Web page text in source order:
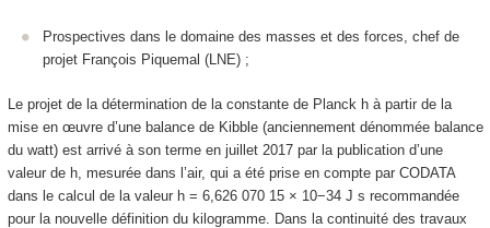
Prospectives dans le domaine des masses et des forces, chef de
projet François Piquemal (LNE) ;
Le projet de la détermination de la constante de Planck h à partir de la
mise en œuvre d’une balance de Kibble (anciennement dénommée balance
du watt) est arrivé à son terme en juillet 2017 par la publication d’une
valeur de h, mesurée dans l’air, qui a été prise en compte par CODATA
dans le calcul de la valeur h = 6,626 070 15 × 10−34 J s recommandée
pour la nouvelle définition du kilogramme. Dans la continuité des travaux